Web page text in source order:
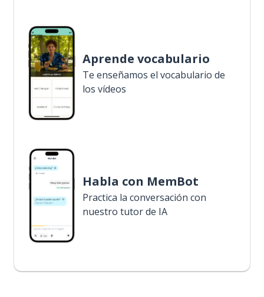
Aprende vocabulario
Te enseñamos el vocabulario de
los vídeos
Habla con MemBot
Practica la conversación con
nuestro tutor de IA